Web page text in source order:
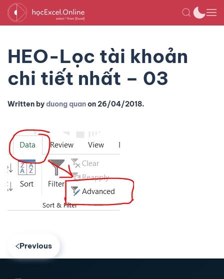
HEO-Lọc tài khoản
chi tiết nhất – 03
Written byduong quanon26/04/2018.
Previous